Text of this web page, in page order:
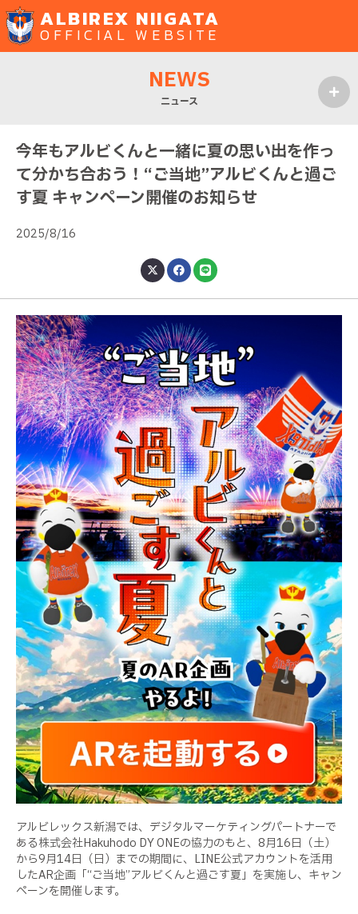
ALBIREX NIIGATA
OFFICIAL WEBSITE
NEWS
ニュース
今年もアルビくんと一緒に夏の思い出を作っ
て分かち合おう！“ご当地”アルビくんと過ご
す夏 キャンペーン開催のお知らせ
2025/8/16
アルビレックス新潟では、デジタルマーケティングパートナーで
ある株式会社Hakuhodo DY ONEの協力のもと、8月16日（土）
から9月14日（日）までの期間に、LINE公式アカウントを活用
したAR企画「“ご当地”アルビくんと過ごす夏」を実施し、キャン
ペーンを開催します。